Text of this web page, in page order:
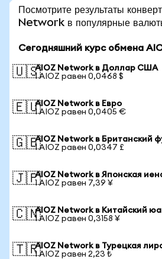
Посмотрите результаты
Network в популярные
Сегодняшний курс обмена
🇺🇸AIOZ Network в Доллар США
1 AIOZ равен 0,0468 $
🇪🇺AIOZ Network в Евро
1 AIOZ равен 0,0405 €
🇬🇧AIOZ Network в Британский
1 AIOZ равен 0,0347 £
🇯🇵AIOZ Network в Японская
1 AIOZ равен 7,39 ¥
🇨🇳AIOZ Network в Китайский
1 AIOZ равен 0,3158 ¥
🇹🇷AIOZ Network в Турецкая
1 AIOZ равен 2,23 ₺